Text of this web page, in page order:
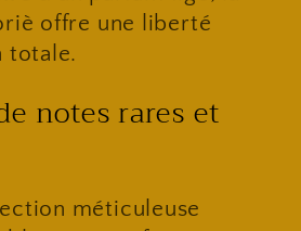
offre une liberté
totale.
notes rares et
méticuleuse